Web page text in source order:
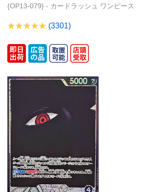
{OP13-079} - カードラッシュ ワンピース
(3301)